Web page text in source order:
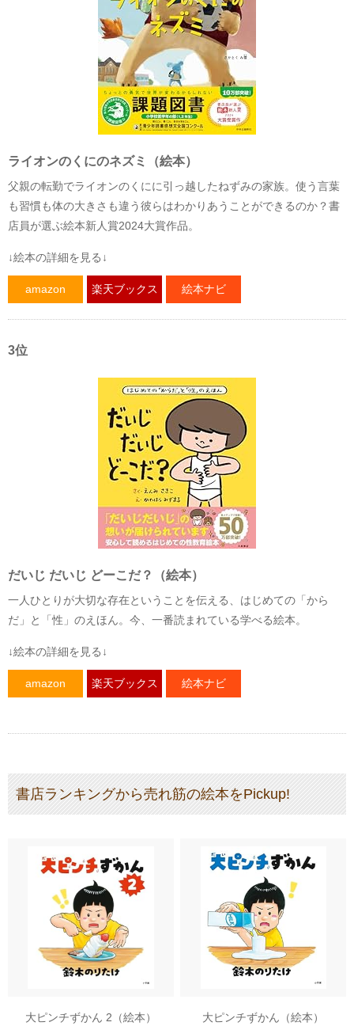
ライオンのくにのネズミ（絵本）
父親の転勤でライオンのくにに引っ越したねずみの家族。使う言葉
も習慣も体の大きさも違う彼らはわかりあうことができるのか？書
店員が選ぶ絵本新人賞2024大賞作品。
↓絵本の詳細を見る↓
amazon 楽天ブックス 絵本ナビ
3位
だいじ だいじ どーこだ？（絵本）
一人ひとりが大切な存在ということを伝える、はじめての「から
だ」と「性」のえほん。今、一番読まれている学べる絵本。
↓絵本の詳細を見る↓
amazon 楽天ブックス 絵本ナビ
書店ランキングから売れ筋の絵本をPickup!
大ピンチずかん 2（絵本）
大ピンチずかん（絵本）